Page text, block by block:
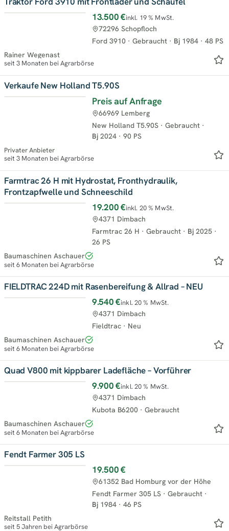
13.500 €inkl. 19 % MwSt.
Ford 3910 · Gebraucht · Bj 1984 ·48 PS
72296 Schopfloch
Rainer Wegenast
seit 3 Monaten bei Agrarbörse
Verkaufe New Holland T5.90S
Preis auf Anfrage
New Holland T5.90S · Gebraucht ·
Bj 2024 ·90 PS
66969 Lemberg
Privater Anbieter
seit 3 Monaten bei Agrarbörse
Farmtrac 26 H mit Hydrostat, Fronthydraulik,
Frontzapfwelle und Schneeschild
19.200 €inkl. 20 % MwSt.
Farmtrac 26 H · Gebraucht · Bj 2025 ·
26 PS
4371 Dimbach
Baumaschinen Aschauer
seit 6 Monaten bei Agrarbörse
FIELDTRAC 224D mit Rasenbereifung & Allrad – NEU
9.540 €inkl. 20 % MwSt.
Fieldtrac · Neu
4371 Dimbach
Baumaschinen Aschauer
seit 6 Monaten bei Agrarbörse
Quad V800 mit kippbarer Ladefläche – Vorführer
9.900 €inkl. 20 % MwSt.
Kubota B6200 · Gebraucht
4371 Dimbach
Baumaschinen Aschauer
seit 6 Monaten bei Agrarbörse
Fendt Farmer 305 LS
19.500 €
Fendt Farmer 305 LS · Gebraucht ·
Bj 1984 ·46 PS
61352 Bad Homburg vor der Höhe
Reitstall Petith
seit 5 Jahren bei Agrarbörse